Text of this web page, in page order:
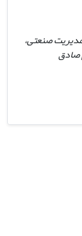
صنعتی،
صادق